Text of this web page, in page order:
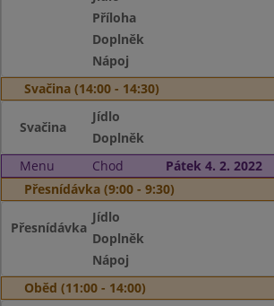
Příloha
Doplněk
Nápoj
Svačina (14:00 - 14:30)
Svačina
Jídlo
Doplněk
Menu
Chod
Pátek 4. 2. 2022
Přesnídávka (9:00 - 9:30)
Přesnídávka
Jídlo
Doplněk
Nápoj
Oběd (11:00 - 14:00)